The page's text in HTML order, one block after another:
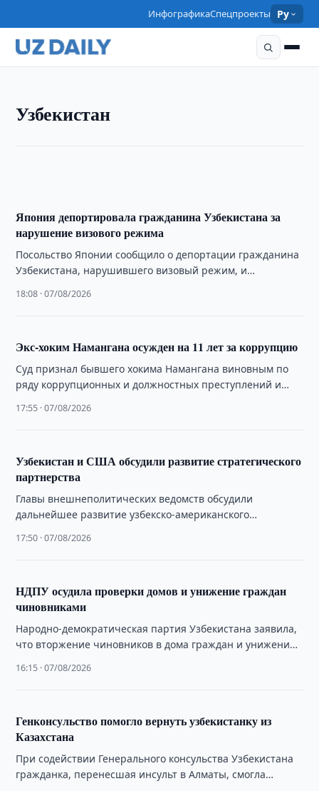
ИнфографикаСпецпроекты Ру
Узбекистан
Содик Сафоев обсудил с представителем США
Япония депортировала гражданина Узбекистана за
нарушение визового режима
Посольство Японии сообщило о депортации гражданина
Узбекистана, нарушившего визовый режим, и
18:08 · 07/08/2026
​​​​​​​Экс-хоким Намангана осужден на 11 лет за коррупцию
Суд признал бывшего хокима Намангана виновным по
ряду коррупционных и должностных преступлений и
17:55 · 07/08/2026
Узбекистан и США обсудили развитие стратегического
партнерства
Главы внешнеполитических ведомств обсудили
дальнейшее развитие узбекско-американского
предстоящих двусторонних мероприятий.
17:50 · 07/08/2026
НДПУ осудила проверки домов и унижение граждан
чиновниками
Народно-демократическая партия Узбекистана заявила,
что вторжение чиновников в дома граждан и унижение
правового государства.
16:15 · 07/08/2026
Генконсульство помогло вернуть узбекистанку из
Казахстана
При содействии Генерального консульства Узбекистана
гражданка, перенесшая инсульт в Алматы, смогла